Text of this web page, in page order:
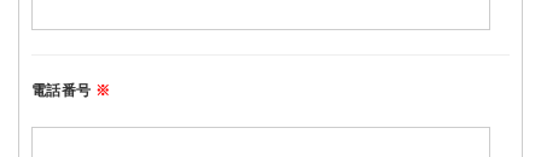
電話番号 ※